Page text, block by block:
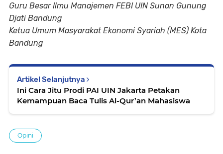
Guru Besar Ilmu Manajemen FEBI UIN Sunan Gunung
Djati Bandung
Ketua Umum Masyarakat Ekonomi Syariah (MES) Kota
Bandung
Artikel Selanjutnya
Ini Cara Jitu Prodi PAI UIN Jakarta Petakan
Kemampuan Baca Tulis Al-Qur’an Mahasiswa
Opini